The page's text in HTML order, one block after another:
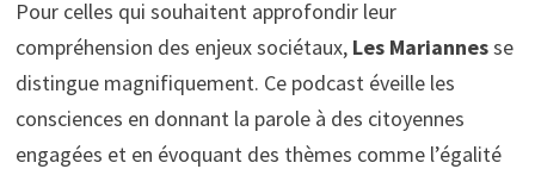
Pour celles qui souhaitent approfondir leur
compréhension des enjeux sociétaux, Les Mariannesse
distingue magnifiquement. Ce podcast éveille les
consciences en donnant la parole à des citoyennes
engagées et en évoquant des thèmes comme l’égalité